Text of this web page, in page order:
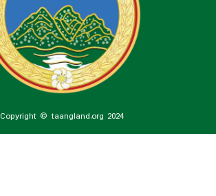
Copyright © taangland.org 2024